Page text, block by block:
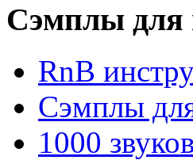
Сэмплы для
RnB
Сэмплы
1000